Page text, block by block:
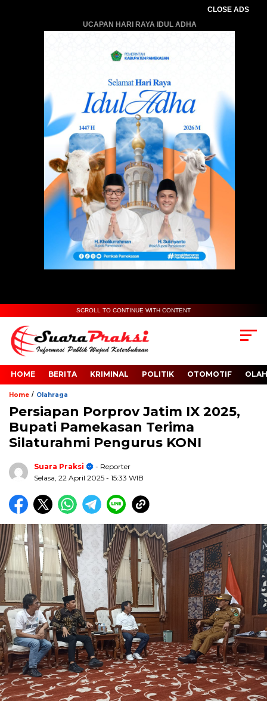
CLOSE ADS
UCAPAN HARI RAYA IDUL ADHA
SCROLL TO CONTINUE WITH CONTENT
HOME BERITA KRIMINAL POLITIK OTOMOTIF
Home / Olahraga
Persiapan Porprov Jatim IX 2025,
Bupati Pamekasan Terima
Silaturahmi Pengurus KONI
Suara Praksi
- Reporter
Selasa, 22 April 2025 - 15:33 WIB